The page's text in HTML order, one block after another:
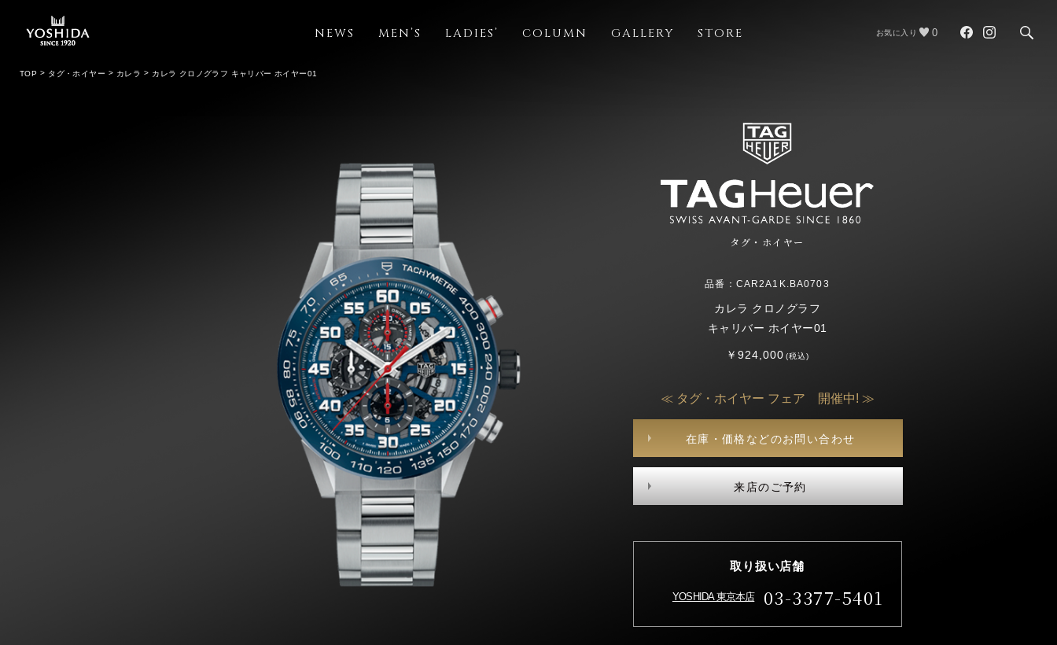
NEWS MEN’S LADIES’ COLUMN GALLERY STORE お気に入り 0
タグ・ホイヤー
品番：CAR2A1K.BA0703
カレラ クロノグラフ
キャリバー ホイヤー01
￥924,000(税込)
≪ タグ・ホイヤー フェア 開催中! ≫
在庫・価格などのお問い合わせ
来店のご予約
取り扱い店舗
YOSHIDA 東京本店 03-3377-5401
TOP タグ・ホイヤー カレラ カレラ クロノグラフ キャリバー ホイヤー01